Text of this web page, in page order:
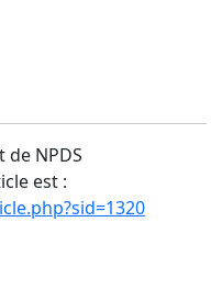
NPDS
est :